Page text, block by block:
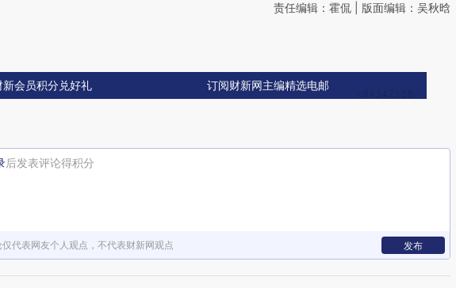
责任编辑：霍侃 | 版面编辑：吴秋晗
新会员积分兑好礼 订阅财新网主编精选电邮
后发表评论得积分
仅代表网友个人观点，不代表财新网观点 发布